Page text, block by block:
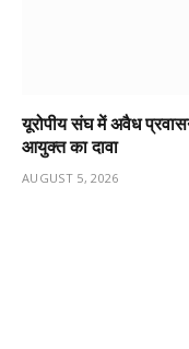
यूरोपीय संघ में अवैध
आयुक्त का दावा
AUGUST 5, 2026